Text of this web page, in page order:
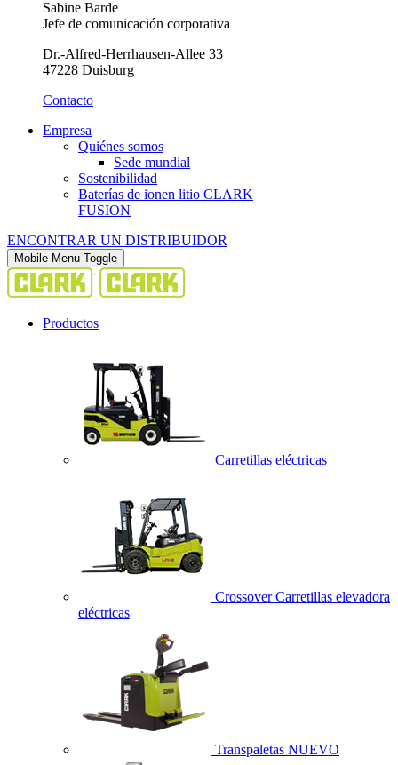
Sabine Barde
Jefe de comunicación corporativa
Dr.-Alfred-Herrhausen-Allee 33
47228 Duisburg
Contacto
Empresa
Quiénes somos
Sede mundial
Sostenibilidad
Baterías de ionen litio CLARK
FUSION
ENCONTRAR UN DISTRIBUIDOR
Mobile Menu Toggle
Productos
Carretillas eléctricas
Crossover Carretillas elevadora
eléctricas
Transpaletas NUEVO